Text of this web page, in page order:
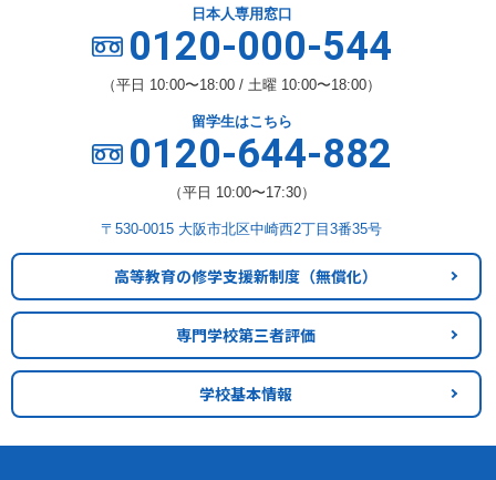
日本人専用窓口
0120-000-544
（平日 10:00〜18:00 / 土曜 10:00〜18:00）
留学生はこちら
0120-644-882
（平日 10:00〜17:30）
〒530-0015 大阪市北区中崎西2丁目3番35号
高等教育の修学支援新制度 （無償化）
専門学校第三者評価
学校基本情報